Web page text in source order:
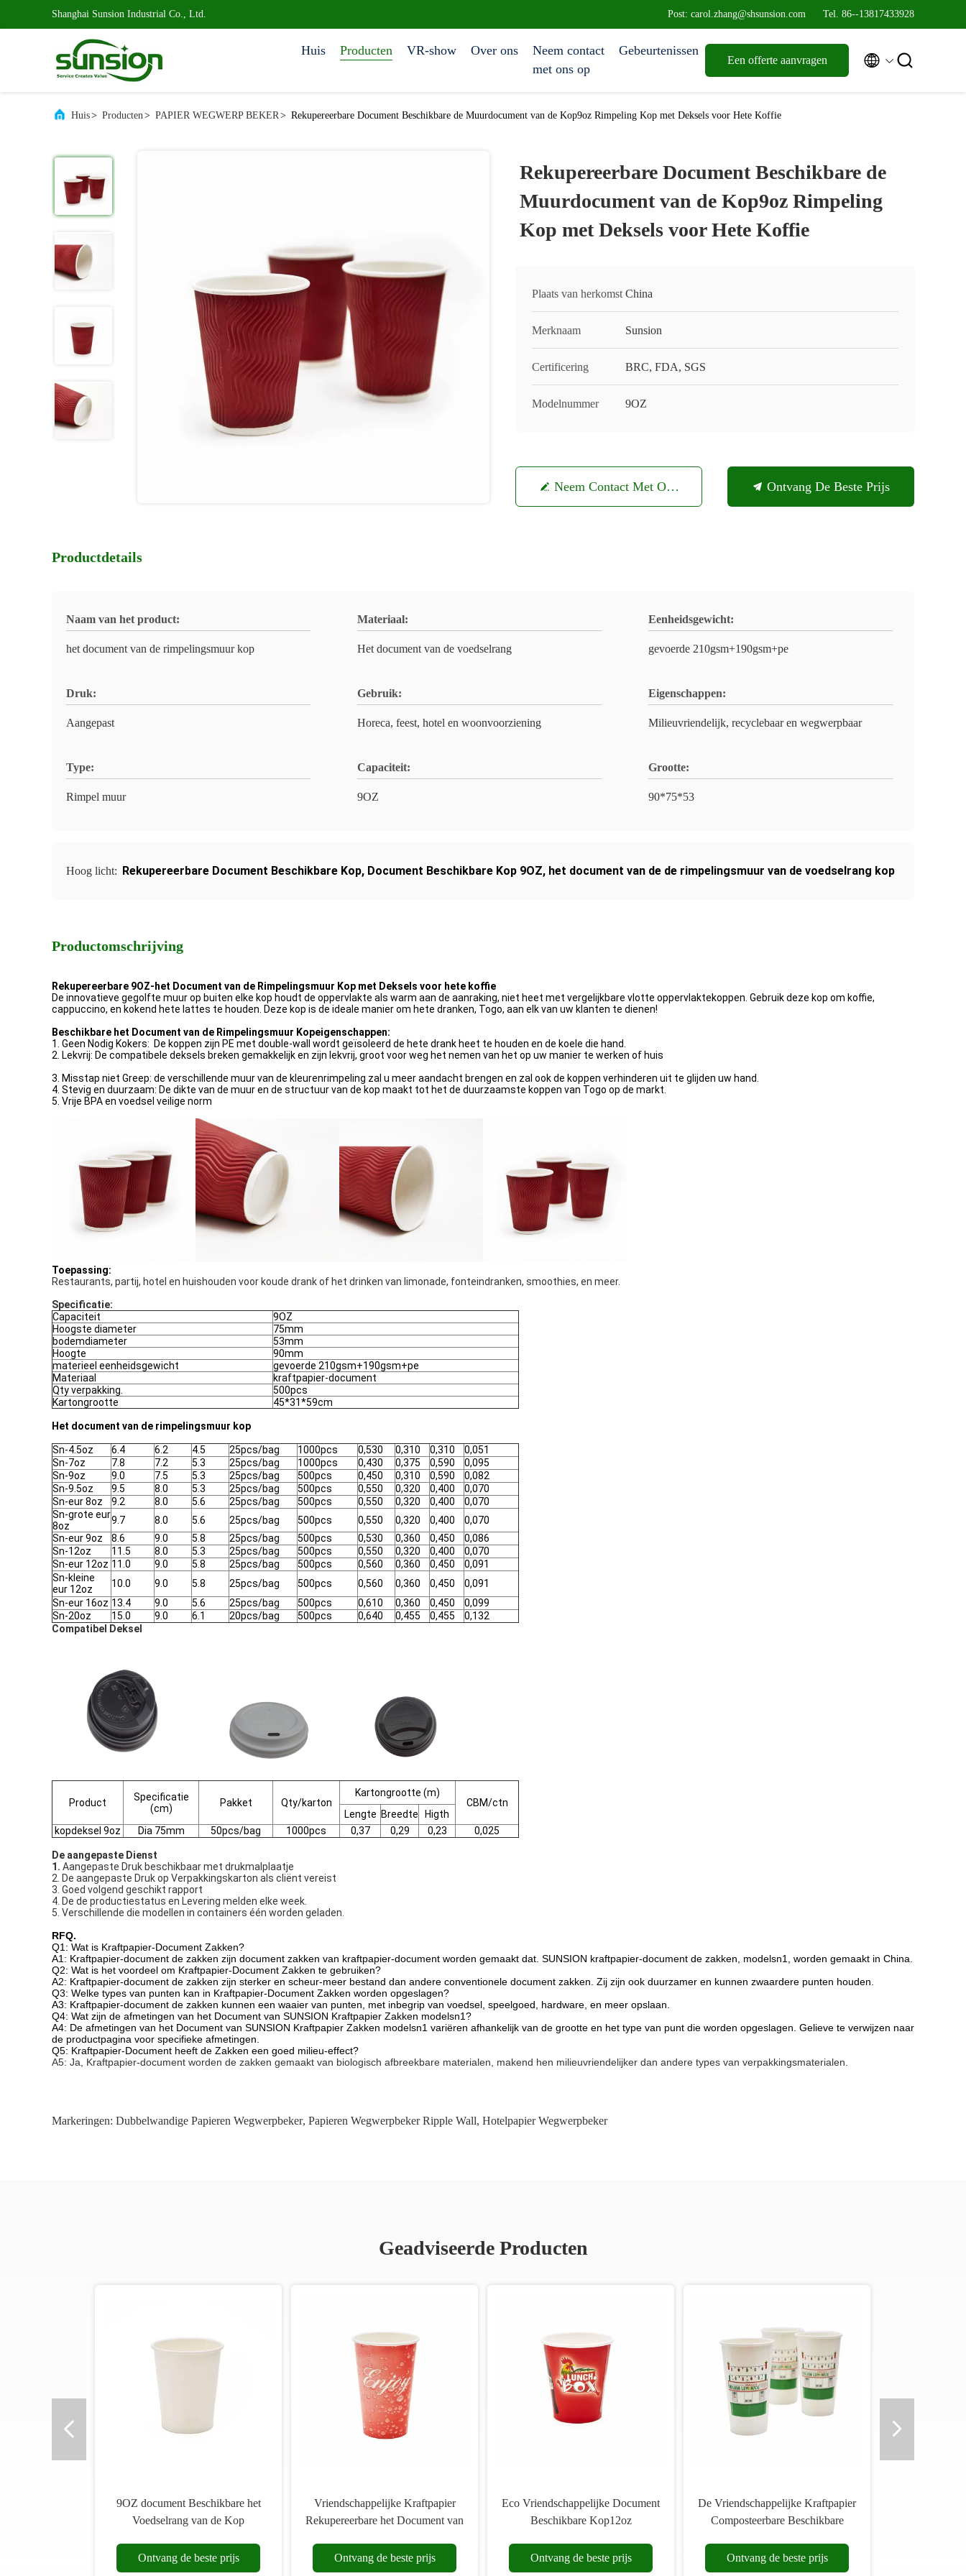
Shanghai Sunsion Industrial Co., Ltd. Post: carol.zhang@shsunsion.com Tel. 86--13817433928
Huis Producten VR-show Over ons
Neem contact
met ons op
Gebeurtenissen
Een offerte aanvragen  
Huis> Producten> PAPIER WEGWERP BEKER> Rekupereerbare Document Beschikbare de Muurdocument van de Kop9oz Rimpeling Kop met Deksels voor Hete Koffie
Rekupereerbare Document Beschikbare de
Muurdocument van de Kop9oz Rimpeling
Kop met Deksels voor Hete Koffie
Plaats van herkomst China
Merknaam Sunsion
Certificering BRC, FDA, SGS
Modelnummer 9OZ
Neem Contact Met Ons Op Ontvang De Beste Prijs
Productdetails
Naam van het product:
het document van de rimpelingsmuur kop
Materiaal:
Het document van de voedselrang
Eenheidsgewicht:
gevoerde 210gsm+190gsm+pe
Druk:
Aangepast
Gebruik:
Horeca, feest, hotel en woonvoorziening
Eigenschappen:
Milieuvriendelijk, recyclebaar en wegwerpbaar
Type:
Rimpel muur
Capaciteit:
9OZ
Grootte:
90*75*53
Hoog licht: Rekupereerbare Document Beschikbare Kop, Document Beschikbare Kop 9OZ, het document van de de rimpelingsmuur van de voedselrang kop
Productomschrijving
Rekupereerbare 9OZ-het Document van de Rimpelingsmuur Kop met Deksels voor hete koffie
De innovatieve gegolfte muur op buiten elke kop houdt de oppervlakte als warm aan de aanraking, niet heet met vergelijkbare vlotte oppervlaktekoppen. Gebruik deze kop om koffie,
cappuccino, en kokend hete lattes te houden. Deze kop is de ideale manier om hete dranken, Togo, aan elk van uw klanten te dienen!
Beschikbare het Document van de Rimpelingsmuur Kopeigenschappen:
1. Geen Nodig Kokers: De koppen zijn PE met double-wall wordt geïsoleerd de hete drank heet te houden en de koele die hand.
2. Lekvrij: De compatibele deksels breken gemakkelijk en zijn lekvrij, groot voor weg het nemen van het op uw manier te werken of huis
3. Misstap niet Greep: de verschillende muur van de kleurenrimpeling zal u meer aandacht brengen en zal ook de koppen verhinderen uit te glijden uw hand.
4. Stevig en duurzaam: De dikte van de muur en de structuur van de kop maakt tot het de duurzaamste koppen van Togo op de markt.
5. Vrije BPA en voedsel veilige norm
Toepassing:
Restaurants, partij, hotel en huishouden voor koude drank of het drinken van limonade, fonteindranken, smoothies, en meer.
Specificatie:
Capaciteit
9OZ
Hoogste diameter
75mm
bodemdiameter
53mm
Hoogte
90mm
materieel eenheidsgewicht
gevoerde 210gsm+190gsm+pe
Materiaal
kraftpapier-document
Qty verpakking.
500pcs
Kartongrootte
45*31*59cm
Het document van de rimpelingsmuur kop
Sn-4.5oz 6.4 6.2 4.5 25pcs/bag 1000pcs 0,530 0,310 0,310
0,051
Sn-7oz
7.8 7.2 5.3 25pcs/bag 1000pcs 0,430 0,375 0,590
0,095
Sn-9oz
9.0 7.5 5.3 25pcs/bag 500pcs 0,450 0,310 0,590
0,082
Sn-9.5oz
9.5 8.0 5.3 25pcs/bag 500pcs 0,550 0,320 0,400
0,070
Sn-eur 8oz
9.2 8.0 5.6 25pcs/bag 500pcs 0,550 0,320 0,400
0,070
Sn-grote eur
8oz
9.7 8.0 5.6 25pcs/bag 500pcs 0,550 0,320 0,400
0,070
Sn-eur 9oz
8.6 9.0 5.8 25pcs/bag 500pcs 0,530 0,360 0,450
0,086
Sn-12oz
11.5 8.0 5.3 25pcs/bag 500pcs 0,550 0,320 0,400
0,070
Sn-eur 12oz 11.0 9.0 5.8 25pcs/bag 500pcs 0,560 0,360 0,450
0,091
Sn-kleine
eur 12oz
10.0 9.0 5.8 25pcs/bag 500pcs 0,560 0,360 0,450
0,091
Sn-eur 16oz 13.4 9.0 5.6 25pcs/bag 500pcs 0,610 0,360 0,450
0,099
Sn-20oz
15.0 9.0 6.1 20pcs/bag 500pcs 0,640 0,455 0,455
0,132
Compatibel Deksel
Product
Specificatie
(cm)
Pakket Qty/karton
Kartongrootte (m)
CBM/ctn
Lengte Breedte
Higth
kopdeksel 9oz
Dia 75mm 50pcs/bag 1000pcs 0,37 0,29 0,23 0,025
De aangepaste Dienst
1. Aangepaste Druk beschikbaar met drukmalplaatje
2. De aangepaste Druk op Verpakkingskarton als cliënt vereist
3. Goed volgend geschikt rapport
4. De de productiestatus en Levering melden elke week.
5. Verschillende die modellen in containers één worden geladen.
RFQ.
Q1: Wat is Kraftpapier-Document Zakken?
A1: Kraftpapier-document de zakken zijn document zakken van kraftpapier-document worden gemaakt dat. SUNSION kraftpapier-document de zakken, modelsn1, worden gemaakt in China.
Q2: Wat is het voordeel om Kraftpapier-Document Zakken te gebruiken?
A2: Kraftpapier-document de zakken zijn sterker en scheur-meer bestand dan andere conventionele document zakken. Zij zijn ook duurzamer en kunnen zwaardere punten houden.
Q3: Welke types van punten kan in Kraftpapier-Document Zakken worden opgeslagen?
A3: Kraftpapier-document de zakken kunnen een waaier van punten, met inbegrip van voedsel, speelgoed, hardware, en meer opslaan.
Q4: Wat zijn de afmetingen van het Document van SUNSION Kraftpapier Zakken modelsn1?
A4: De afmetingen van het Document van SUNSION Kraftpapier Zakken modelsn1 variëren afhankelijk van de grootte en het type van punt die worden opgeslagen. Gelieve te verwijzen naar
de productpagina voor specifieke afmetingen.
Q5: Kraftpapier-Document heeft de Zakken een goed milieu-effect?
A5: Ja, Kraftpapier-document worden de zakken gemaakt van biologisch afbreekbare materialen, makend hen milieuvriendelijker dan andere types van verpakkingsmaterialen.
Markeringen: Dubbelwandige Papieren Wegwerpbeker, Papieren Wegwerpbeker Ripple Wall, Hotelpapier Wegwerpbeker
Geadviseerde Producten
9OZ document Beschikbare het
Voedselrang van de Kop
Ontvang de beste prijs
Vriendschappelijke Kraftpapier
Rekupereerbare het Document van
Dranken
Ontvang de beste prijs
Eco Vriendschappelijke Document
Beschikbare Kop12oz
Ontvang de beste prijs
De Vriendschappelijke Kraftpapier
Composteerbare Beschikbare
Ontvang de beste prijs